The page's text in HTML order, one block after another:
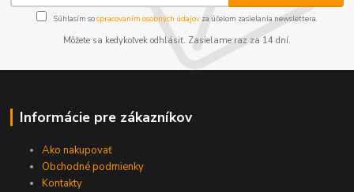
Súhlasím sospracovaním osobných údajov za účelom zasielania newslettera.
Môžete sa kedykoľvek odhlásiť. Zasielame raz za 14 dní.
Informácie pre zákazníkov
Ako nakupovať
Obchodné podmienky
Kontakty